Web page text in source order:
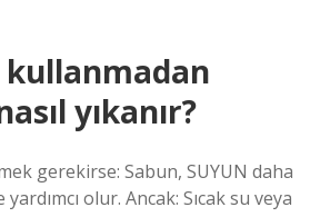
yıkanır?
gerekirse: Sabun, SUYUN daha
olur. Ancak: Sıcak su veya